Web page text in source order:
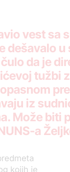
vest sa
dešavalo u
da je
tužbi
iz
Može biti
a
kojih je